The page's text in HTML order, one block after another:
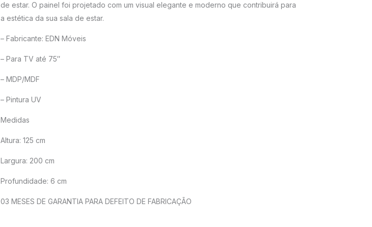
de estar. O painel foi projetado com um visual elegante e moderno que contribuirá para
a estética da sua sala de estar.
– Fabricante: EDN Móveis
– Para TV até 75″
– MDP/MDF
– Pintura UV
Medidas
Altura: 125 cm
Largura: 200 cm
Profundidade: 6 cm
03 MESES DE GARANTIA PARA DEFEITO DE FABRICAÇÃO